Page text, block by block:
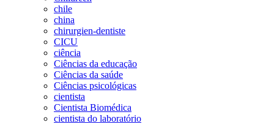
chile
china
chirurgien-dentiste
CICU
ciência
Ciências da educação
Ciências da saúde
Ciências psicológicas
cientista
Cientista Biomédica
cientista do laboratório